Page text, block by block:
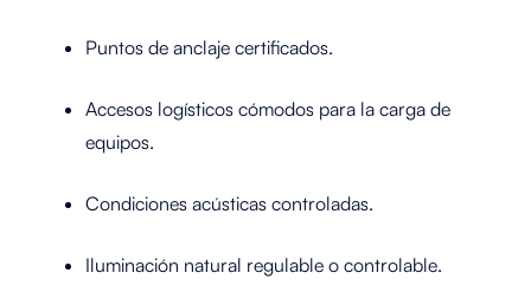
Puntos de anclaje certificados.
Accesos logísticos cómodos para la carga de
equipos.
Condiciones acústicas controladas.
Iluminación natural regulable o controlable.